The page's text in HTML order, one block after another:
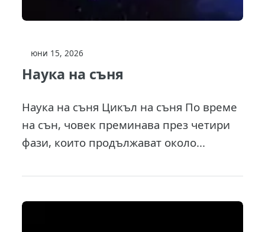
юни 15, 2026
Наука на съня
Наука на съня Цикъл на съня По време
на сън, човек преминава през четири
фази, които продължават около...